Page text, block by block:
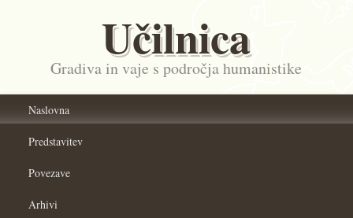
Učilnica
Gradiva in vaje s področja humanistike
Naslovna
Predstavitev
Povezave
Arhivi